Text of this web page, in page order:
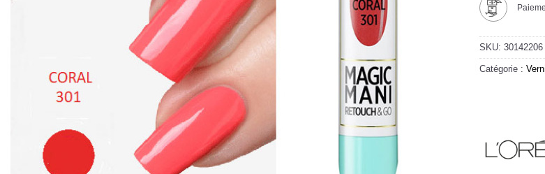
SKU: 30142206
Catégorie :